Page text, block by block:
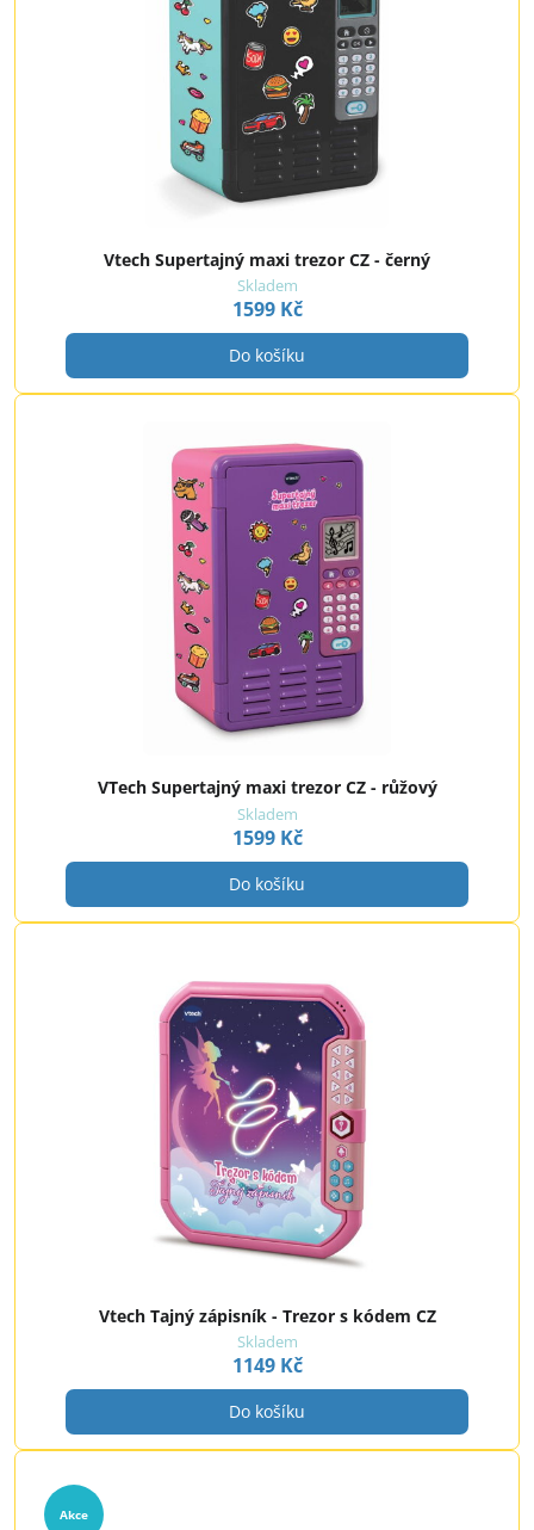
Vtech Supertajný maxi trezor CZ - černý
Skladem
1599 Kč
Do košíku
VTech Supertajný maxi trezor CZ - růžový
Skladem
1599 Kč
Do košíku
Vtech Tajný zápisník - Trezor s kódem CZ
Skladem
1149 Kč
Do košíku
Akce